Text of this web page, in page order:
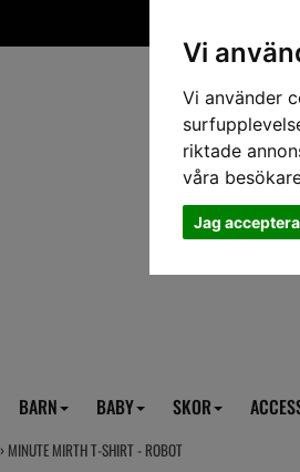
Vi
Vi använder
riktade
våra
Jag
BARN BABY SKOR
› MINUTE MIRTH T-SHIRT - ROBOT